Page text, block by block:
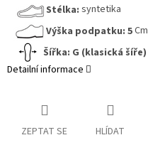
Stélka: syntetika
Výška podpatku: 5Cm
Šířka: G (klasická šíře)
Detailní informace
ZEPTAT SE HLÍDAT